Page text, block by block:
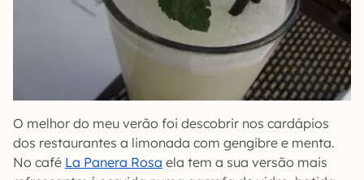
O melhor do meu verão foi descobrir nos cardápios
dos restaurantes a limonada com gengibre e menta.
No café La Panera Rosa ela tem a sua versão mais